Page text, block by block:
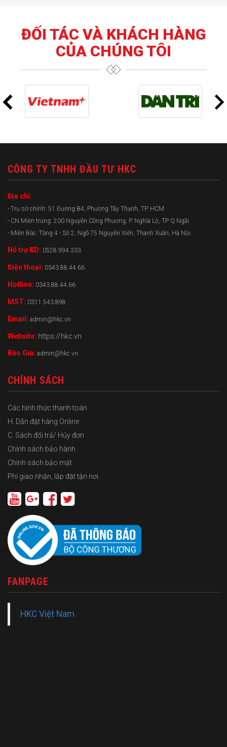
ĐỐI TÁC VÀ KHÁCH HÀNG
CỦA CHÚNG TÔI
CÔNG TY TNHH ĐẦU TƯ HKC
Địa chỉ:
- Trụ sở chính: 51 Đường B4, Phường Tây Thạnh, TP. HCM
- CN Miền trung: 200 Nguyễn Công Phương, P. Nghĩa Lộ, TP Q.Ngãi
- Miền Bắc: Tầng 4 - Số 2, Ngõ 75 Nguyễn Xiển, Thanh Xuân, Hà Nội
Hỗ trợ KD: 0528.994.333
Điện thoại: 0343.88.44.66
Hotline: 0343.88.44.66
MST: 0311.543.898
Email: admin@hkc.vn
Website: https://hkc.vn
Báo Giá: admin@hkc.vn
CHÍNH SÁCH
Các hình thức thanh toán
H. Dẫn đặt hàng Online
C. Sách đổi trả/ Hủy đơn
Chính sách bảo hành
Chính sách bảo mật
Phí giao nhận, lắp đặt tận nơi.
FANPAGE
HKC Việt Nam